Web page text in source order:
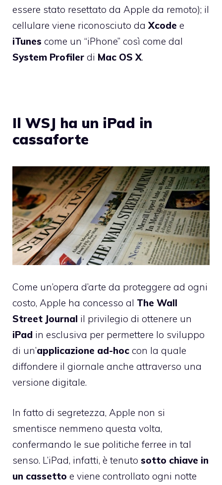
essere stato resettato da Apple da remoto); il
cellulare viene riconosciuto da Xcode e
iTunes come un “iPhone” così come dal
System Profiler di Mac OS X.
Il WSJ ha un iPad in
cassaforte
Come un’opera d’arte da proteggere ad ogni
costo, Apple ha concesso al The Wall
Street Journal il privilegio di ottenere un
iPad in esclusiva per permettere lo sviluppo
di un’applicazione ad-hoc con la quale
diffondere il giornale anche attraverso una
versione digitale.
In fatto di segretezza, Apple non si
smentisce nemmeno questa volta,
confermando le sue politiche ferree in tal
senso. L’iPad, infatti, è tenuto sotto chiave in
un cassetto e viene controllato ogni notte